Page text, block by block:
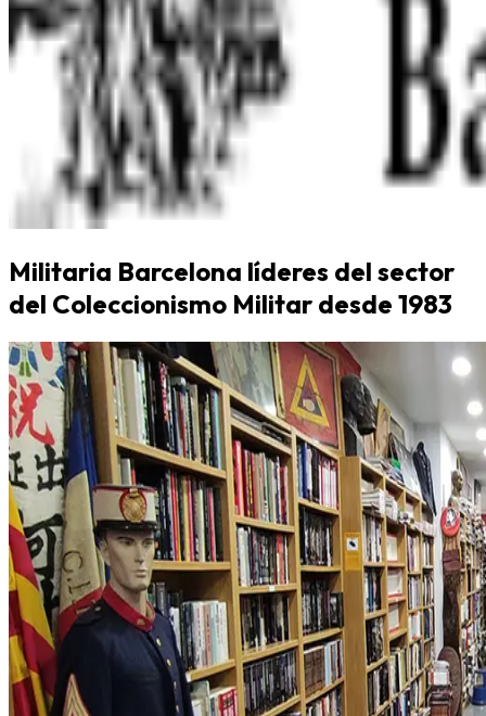
Militaria Barcelona líderes del sector
del Coleccionismo Militar desde 1983